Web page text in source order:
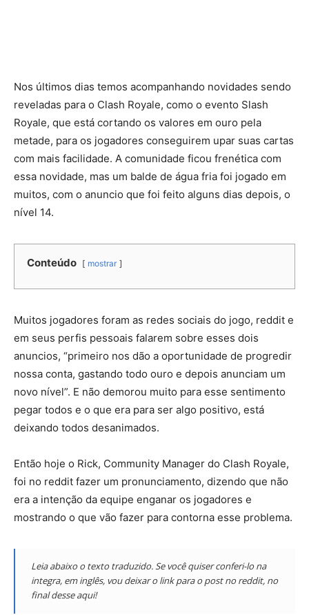
Nos últimos dias temos acompanhando novidades sendo
reveladas para o Clash Royale, como o evento Slash
Royale, que está cortando os valores em ouro pela
metade, para os jogadores conseguirem upar suas cartas
com mais facilidade. A comunidade ficou frenética com
essa novidade, mas um balde de água fria foi jogado em
muitos, com o anuncio que foi feito alguns dias depois, o
nível 14.
Conteúdo mostrar
Muitos jogadores foram as redes sociais do jogo, reddit e
em seus perfis pessoais falarem sobre esses dois
anuncios, “primeiro nos dão a oportunidade de progredir
nossa conta, gastando todo ouro e depois anunciam um
novo nível”. E não demorou muito para esse sentimento
pegar todos e o que era para ser algo positivo, está
deixando todos desanimados.
Então hoje o Rick, Community Manager do Clash Royale,
foi no reddit fazer um pronunciamento, dizendo que não
era a intenção da equipe enganar os jogadores e
mostrando o que vão fazer para contorna esse problema.
Leia abaixo o texto traduzido. Se você quiser conferi-lo na
integra, em inglês, vou deixar o link para o post no reddit, no
final desse aqui!